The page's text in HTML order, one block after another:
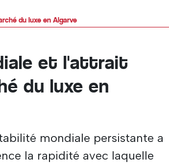
du luxe en Algarve
et l'attrait
du luxe en
mondiale persistante a
la rapidité avec laquelle